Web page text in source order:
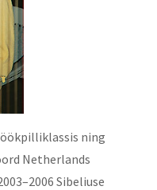
ning
Netherlands
Sibeliuse